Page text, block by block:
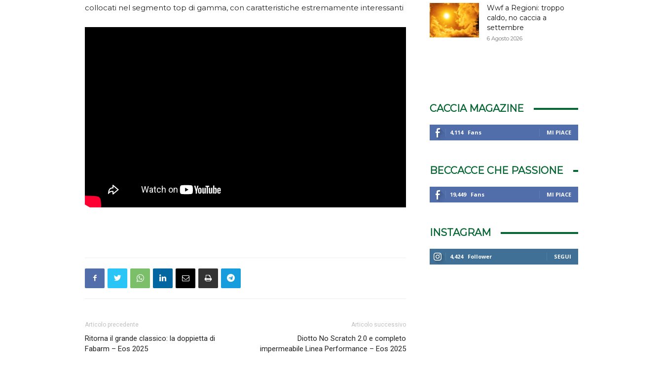
collocati nel segmento top di gamma, con caratteristiche estremamente interessanti
Articolo precedente
Ritorna il grande classico: la doppietta di
Fabarm – Eos 2025
Articolo successivo
Diotto No Scratch 2.0 e completo
impermeabile Linea Performance – Eos 2025
Wwf a Regioni: troppo
caldo, no caccia a
settembre
6 Agosto 2026
CACCIA MAGAZINE
4,114 Fans MI PIACE
BECCACCE CHE PASSIONE
19,449 Fans MI PIACE
INSTAGRAM
4,424 Follower SEGUI